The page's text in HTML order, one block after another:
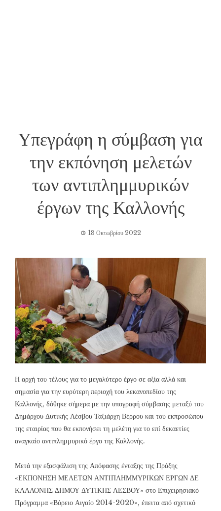
Υπεγράφη η σύμβαση για
την εκπόνηση μελετών
των αντιπλημμυρικών
έργων της Καλλονής
18 Οκτωβρίου 2022
Η αρχή του τέλους για το μεγαλύτερο έργο σε αξία αλλά και
σημασία για την ευρύτερη περιοχή του λεκανοπεδίου της
Καλλονής, δόθηκε σήμερα με την υπογραφή σύμβασης μεταξύ του
Δημάρχου Δυτικής Λέσβου Ταξιάρχη Βέρρου και του εκπροσώπου
της εταιρίας που θα εκπονήσει τη μελέτη για το επί δεκαετίες
αναγκαίο αντιπλημμυρικό έργο της Καλλονής.
Μετά την εξασφάλιση της Απόφασης ένταξης της Πράξης
«ΕΚΠΟΝΗΣΗ ΜΕΛΕΤΩΝ ΑΝΤΙΠΛΗΜΜΥΡΙΚΩΝ ΕΡΓΩΝ ΔΕ
ΚΑΛΛΟΝΗΣ ΔΗΜΟΥ ΔΥΤΙΚΗΣ ΛΕΣΒΟΥ» στο Επιχειρησιακό
Πρόγραμμα «Βόρειο Αιγαίο 2014-2020», έπειτα από σχετικό